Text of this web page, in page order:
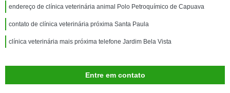
endereço de clínica veterinária animal Polo Petroquímico de Capuava
contato de clínica veterinária próxima Santa Paula
clínica veterinária mais próxima telefone Jardim Bela Vista
Entre em contato